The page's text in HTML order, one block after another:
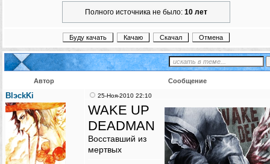
Полного источника не было: 10 лет
Автор Сообщение
BlэckKi 25-Ноя-2010 22:10
WAKE UP
DEADMAN
Восставший из
мертвых